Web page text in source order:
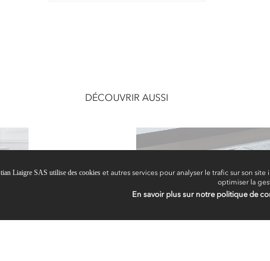
DÉCOUVRIR AUSSI
Liaigre SAS utilise des cookies et autres services pour analyser le trafic sur son
optimiser la
En savoir plus sur notre politique de